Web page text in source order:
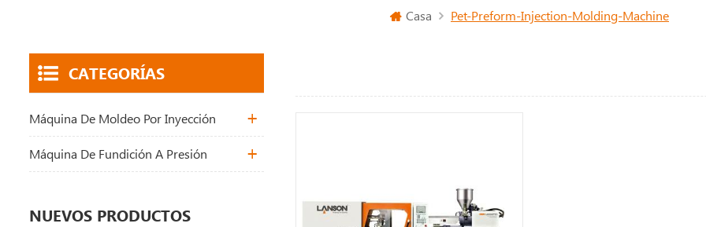
Casa Pet-Preform-Injection-Molding-Machine
CATEGORÍAS
Máquina De Moldeo Por Inyección
Máquina De Fundición A Presión
NUEVOS PRODUCTOS